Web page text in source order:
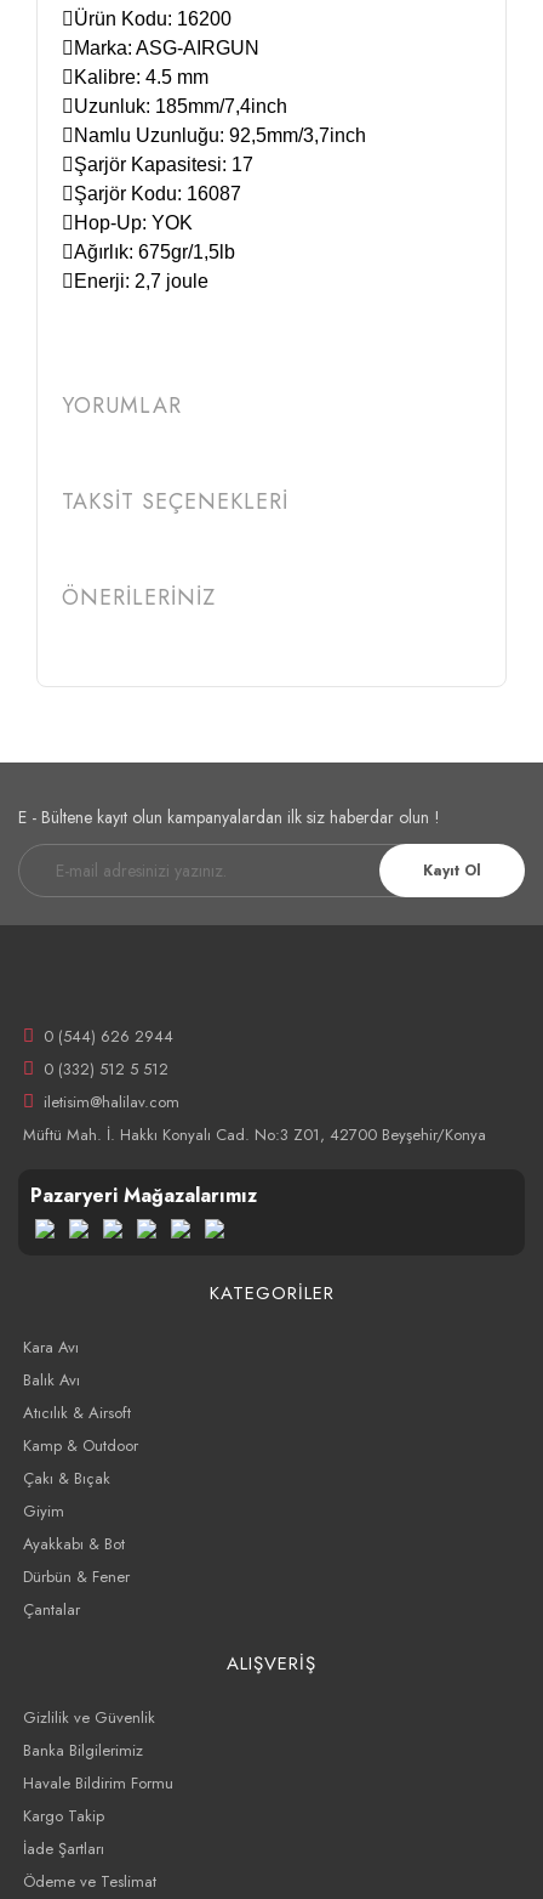
Ürün Kodu: 16200
Marka: ASG-AIRGUN
Kalibre: 4.5 mm
Uzunluk: 185mm/7,4inch
Namlu Uzunluğu: 92,5mm/3,7inch
Şarjör Kapasitesi: 17
Şarjör Kodu: 16087
Hop-Up: YOK
Ağırlık: 675gr/1,5lb
Enerji: 2,7 joule
YORUMLAR
TAKSİT SEÇENEKLERİ
ÖNERİLERİNİZ
E - Bültene kayıt olun kampanyalardan ilk siz haberdar olun !
Kayıt Ol
0 (544) 626 2944
0 (332) 512 5 512
iletisim@halilav.com
Müftü Mah. İ. Hakkı Konyalı Cad. No:3 Z01, 42700 Beyşehir/Konya
Pazaryeri Mağazalarımız
KATEGORİLER
Kara Avı
Balık Avı
Atıcılık & Airsoft
Kamp & Outdoor
Çakı & Bıçak
Giyim
Ayakkabı & Bot
Dürbün & Fener
Çantalar
ALIŞVERİŞ
Gizlilik ve Güvenlik
Banka Bilgilerimiz
Havale Bildirim Formu
Kargo Takip
İade Şartları
Ödeme ve Teslimat